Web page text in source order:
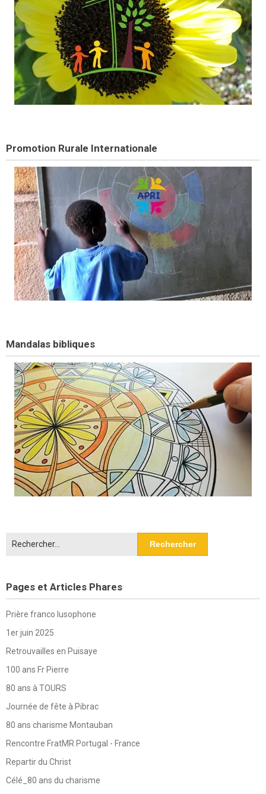
Promotion Rurale Internationale
Mandalas bibliques
Pages et Articles Phares
Prière franco lusophone
1er juin 2025
Retrouvailles en Puisaye
100 ans Fr Pierre
80 ans à TOURS
Journée de fête à Pibrac
80 ans charisme Montauban
Rencontre FratMR Portugal - France
Repartir du Christ
Célé_80 ans du charisme